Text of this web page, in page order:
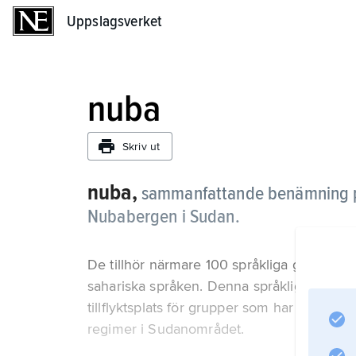
Uppslagsverket
nuba
Skriv ut
nuba, sammanfattande benämning
Nubabergen i Sudan.
De tillhör närmare 100 språkliga grupper
sahariska språken. Denna språkliga
tillflyktsplats för grupper som har velat
regimer i Sudanområdet.